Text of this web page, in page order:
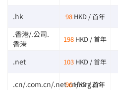
.hk 98 HKD / 首年
.香港/.公司.
香港
198 HKD / 首年
.net 103 HKD / 首年
.cn/.com.cn/.net.cn/.org.cn
96HKD / 首年